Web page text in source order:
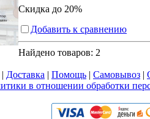
Скидка до 20%
Добавить к сравнению
Найдено товаров: 2
| Доставка | Помощь | Самовывоз |
в отношении обработки